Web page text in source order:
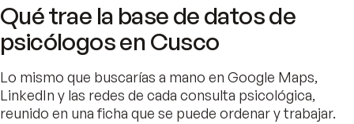
Qué trae la base de datos de
psicólogos en Cusco
Lo mismo que buscarías a mano en Google Maps,
LinkedIn y las redes de cada consulta psicológica,
reunido en una ficha que se puede ordenar y trabajar.